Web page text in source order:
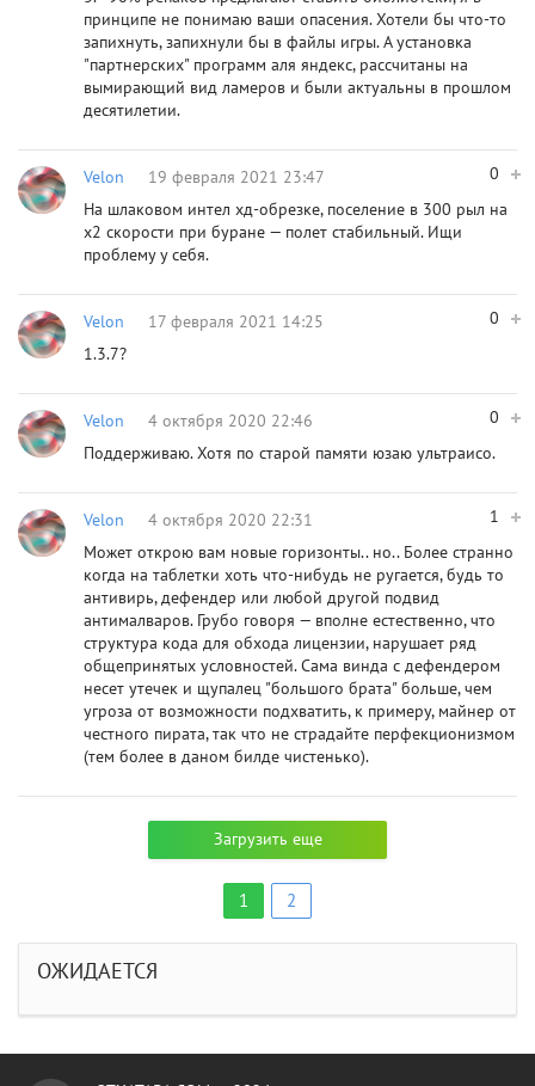
принципе не понимаю ваши опасения. Хотели бы что-то
запихнуть, запихнули бы в файлы игры. А установка
"партнерских" программ аля яндекс, рассчитаны на
вымирающий вид ламеров и были актуальны в прошлом
десятилетии.
0
Velon
19 февраля 2021 23:47
На шлаковом интел хд-обрезке, поселение в 300 рыл на
х2 скорости при буране — полет стабильный. Ищи
проблему у себя.
0
Velon
17 февраля 2021 14:25
1.3.7?
0
Velon
4 октября 2020 22:46
Поддерживаю. Хотя по старой памяти юзаю ультраисо.
1
Velon
4 октября 2020 22:31
Может открою вам новые горизонты.. но.. Более странно
когда на таблетки хоть что-нибудь не ругается, будь то
антивирь, дефендер или любой другой подвид
антималваров. Грубо говоря — вполне естественно, что
структура кода для обхода лицензии, нарушает ряд
общепринятых условностей. Сама винда с дефендером
несет утечек и щупалец "большого брата" больше, чем
угроза от возможности подхватить, к примеру, майнер от
честного пирата, так что не страдайте перфекционизмом
(тем более в даном билде чистенько).
Загрузить еще
1 2
ОЖИДАЕТСЯ